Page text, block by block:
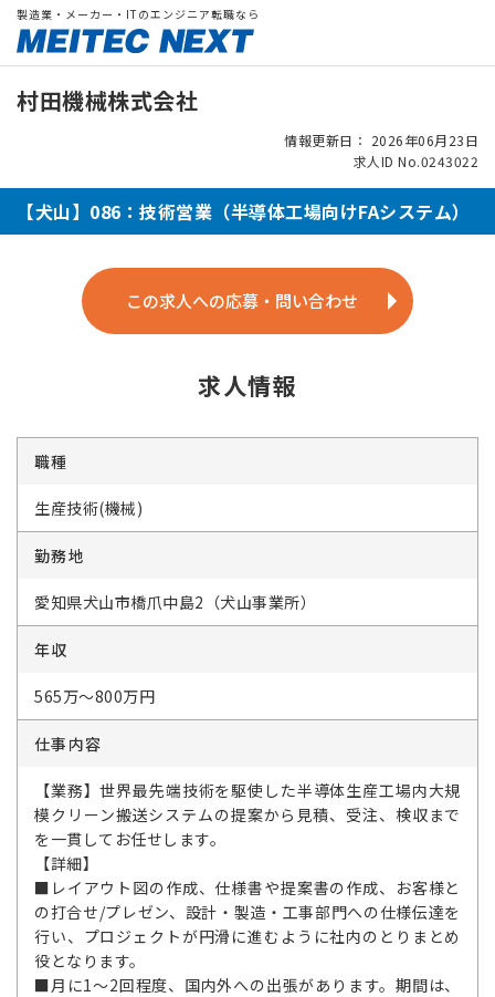
製造業・メーカー・ITのエンジニア転職なら
村田機械株式会社
情報更新日： 2026年06月23日
求人ID No.0243022
【犬山】086：技術営業（半導体工場向けFAシステム）
この求人への応募・問い合わせ
求人情報
職種
生産技術(機械)
勤務地
愛知県犬山市橋爪中島2（犬山事業所）
年収
565万～800万円
仕事内容
【業務】世界最先端技術を駆使した半導体生産工場内大規
模クリーン搬送システムの提案から見積、受注、検収まで
を一貫してお任せします。
【詳細】
■レイアウト図の作成、仕様書や提案書の作成、お客様と
の打合せ/プレゼン、設計・製造・工事部門への仕様伝達を
行い、プロジェクトが円滑に進むように社内のとりまとめ
役となります。
■月に1～2回程度、国内外への出張があります。期間は、